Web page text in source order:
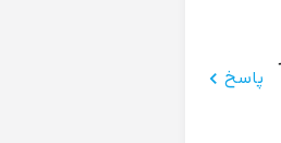
پاسخ